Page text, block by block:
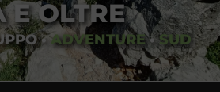
OLTRE
•ADVENTURE•SUD